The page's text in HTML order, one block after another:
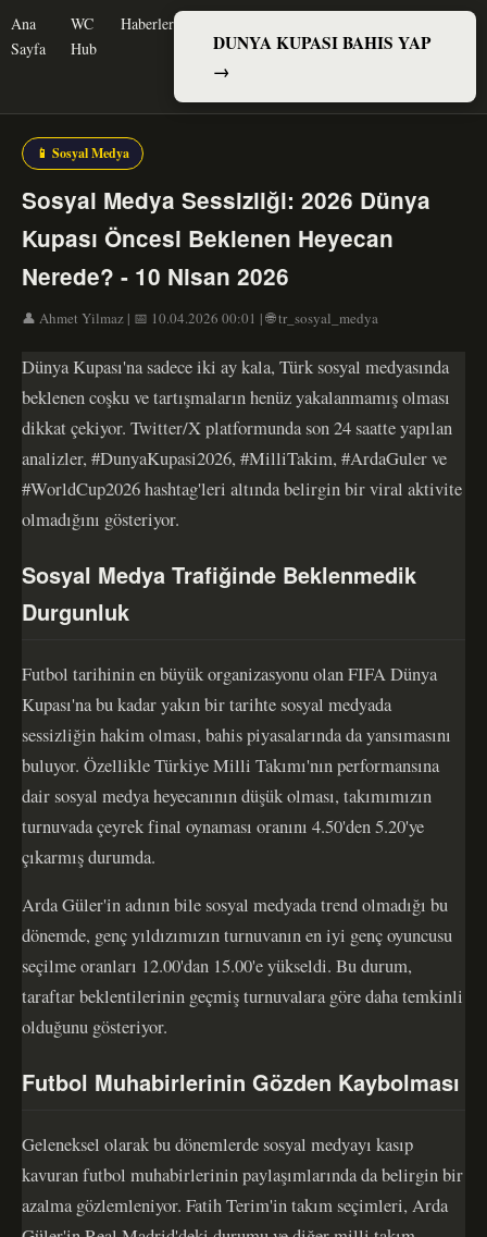
Ana
Sayfa
WC
Hub
Haberler
DUNYA KUPASI BAHIS YAP
→
📱 Sosyal Medya
Sosyal Medya Sessizliği: 2026 Dünya
Kupası Öncesi Beklenen Heyecan
Nerede? - 10 Nisan 2026
👤 Ahmet Yilmaz | 📅 10.04.2026 00:01 | 🌐 tr_sosyal_medya
Dünya Kupası'na sadece iki ay kala, Türk sosyal medyasında
beklenen coşku ve tartışmaların henüz yakalanmamış olması
dikkat çekiyor. Twitter/X platformunda son 24 saatte yapılan
analizler, #DunyaKupasi2026, #MilliTakim, #ArdaGuler ve
#WorldCup2026 hashtag'leri altında belirgin bir viral aktivite
olmadığını gösteriyor.
Sosyal Medya Trafiğinde Beklenmedik
Durgunluk
Futbol tarihinin en büyük organizasyonu olan FIFA Dünya
Kupası'na bu kadar yakın bir tarihte sosyal medyada
sessizliğin hakim olması, bahis piyasalarında da yansımasını
buluyor. Özellikle Türkiye Milli Takımı'nın performansına
dair sosyal medya heyecanının düşük olması, takımımızın
turnuvada çeyrek final oynaması oranını 4.50'den 5.20'ye
çıkarmış durumda.
Arda Güler'in adının bile sosyal medyada trend olmadığı bu
dönemde, genç yıldızımızın turnuvanın en iyi genç oyuncusu
seçilme oranları 12.00'dan 15.00'e yükseldi. Bu durum,
taraftar beklentilerinin geçmiş turnuvalara göre daha temkinli
olduğunu gösteriyor.
Futbol Muhabirlerinin Gözden Kaybolması
Geleneksel olarak bu dönemlerde sosyal medyayı kasıp
kavuran futbol muhabirlerinin paylaşımlarında da belirgin bir
azalma gözlemleniyor. Fatih Terim'in takım seçimleri, Arda